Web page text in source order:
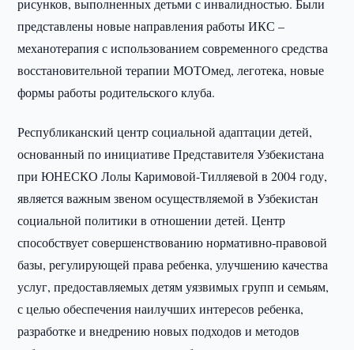
рисунков, выполненных детьми с инвалидностью. Были
представлены новые направления работы ИКС –
механотерапия с использованием современного средства
восстановительной терапии МОТОмед, леготека, новые
формы работы родительского клуба.
Республиканский центр социальной адаптации детей,
основанный по инициативе Представителя Узбекистана
при ЮНЕСКО Лолы Каримовой-Тилляевой в 2004 году,
является важным звеном осуществляемой в Узбекистан
социальной политики в отношении детей. Центр
способствует совершенствованию нормативно-правовой
базы, регулирующей права ребенка, улучшению качества
услуг, предоставляемых детям уязвимых групп и семьям,
с целью обеспечения наилучших интересов ребенка,
разработке и внедрению новых подходов и методов